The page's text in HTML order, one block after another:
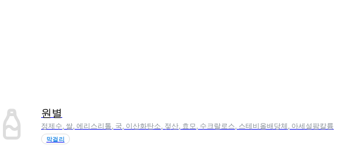
원별
정제수, 쌀, 에리스리톨, 국, 이산화탄소, 젖산, 효모, 수크랄로스, 스테비올배당체, 아세설팜칼륨
막걸리